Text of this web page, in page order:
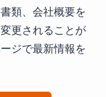
類、会社概要を
更されることが
ジで最新情報を